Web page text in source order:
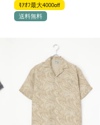
ﾓｱｵﾌ最大4000off
送料無料